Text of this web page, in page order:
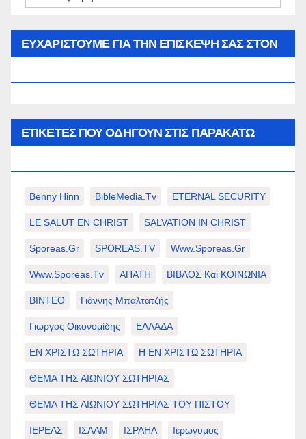
ΕΥΧΑΡΙΣΤΟΥΜΕ ΓΙΑ ΤΗΝ ΕΠΙΣΚΕΨΗ ΣΑΣ ΣΤΟΝ
ΕΤΙΚΈΤΕΣ ΠΟΥ ΟΔΗΓΟΎΝ ΣΤΙΣ ΠΑΡΑΚΆΤΩ
Benny Hinn BibleMedia.tv ETERNAL SECURITY
LE SALUT EN CHRIST SALVATION IN CHRIST
Sporeas.gr SPOREAS.TV Www.sporeas.gr
Www.sporeas.tv ΑΠΑΤΗ ΒΙΒΛΟΣ Και ΚΟΙΝΩΝΙΑ
ΒΙΝΤΕΟ Γιάννης Μπαλτατζής
Γιώργος Οικονομίδης ΕΛΛΑΔΑ
ΕΝ ΧΡΙΣΤΩ ΣΩΤΗΡΙΑ Η ΕΝ ΧΡΙΣΤΩ ΣΩΤΗΡΙΑ
ΘΕΜΑ ΤΗΣ ΑΙΩΝΙΟΥ ΣΩΤΗΡΙΑΣ
ΘΕΜΑ ΤΗΣ ΑΙΩΝΙΟΥ ΣΩΤΗΡΙΑΣ ΤΟΥ ΠΙΣΤΟΥ
ΙΕΡΕΑΣ ΙΣΛΑΜ ΙΣΡΑΗΛ Ιερώνυμος